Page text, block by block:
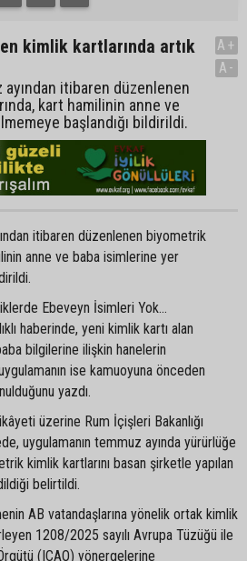
kimlik kartlarında artık
ayından itibaren düzenlenen
kart hamilinin anne ve
başlandığı bildirildi.
A+
A-
itibaren düzenlenen biyometrik
anne ve baba isimlerine yer
Ebeveyn İsimleri Yok…
haberinde, yeni kimlik kartı alan
bilgilerine ilişkin hanelerin
ise kamuoyuna önceden
yazdı.
üzerine Rum İçişleri Bakanlığı
uygulamanın temmuz ayında yürürlüğe
kimlik kartlarını basan şirketle yapılan
belirtildi.
AB vatandaşlarına yönelik ortak kimlik
1208/2025 sayılı Avrupa Tüzüğü ile
(ICAO) yönergelerine